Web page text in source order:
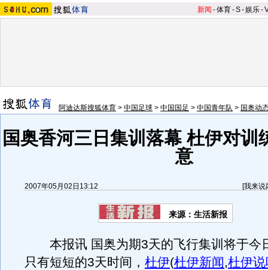
新闻 -体育-S-娱乐-
阿迪达斯搜狐体育 > 中国足球 > 中国国足 > 中国青年队 > 国奥动
国奥香河三日集训落幕 杜伊对训
意
2007年05月02日13:12 [我来说
来源：生活新报
本报讯 国奥为期3天的飞行集训将于今
只有短短的3天时间， 杜伊(杜伊新闻,杜伊